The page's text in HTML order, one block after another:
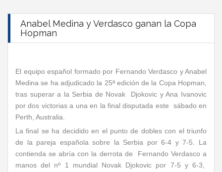
Anabel Medina y Verdasco ganan la Copa
Hopman
El equipo español formado por Fernando Verdasco y Anabel
Medina se ha adjudicado la 25ª edición de la Copa Hopman,
tras superar a la Serbia de Novak Djokovic y Ana Ivanovic
por dos victorias a una en la final disputada este sábado en
Perth, Australia.
La final se ha decidido en el punto de dobles con el triunfo
de la pareja española sobre la Serbia por 6-4 y 7-5. La
contienda se abría con la derrota de Fernando Verdasco a
manos del nº 1 mundial Novak Djokovic por 7-5 y 6-3,